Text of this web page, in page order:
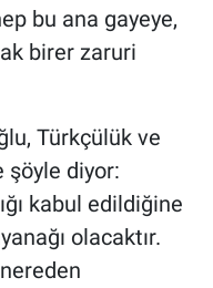
bu ana gayeye,
birer zaruri
Türkçülük ve
şöyle diyor:
kabul edildiğine
olacaktır.